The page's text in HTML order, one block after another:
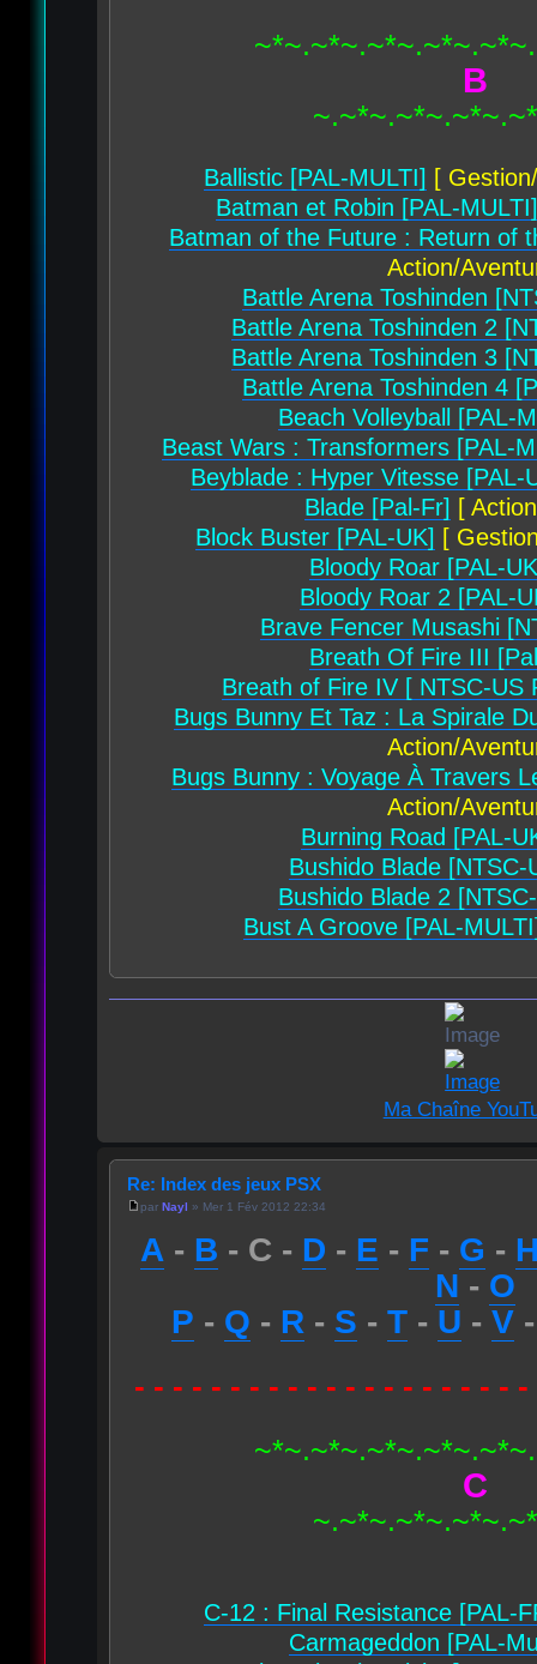
B
Ballistic [PAL-MULTI] [
Batman et Robin [PAL-
Batman of the Future : Return of
Action/
Battle Arena Toshinden
Battle Arena Toshinden 2
Battle Arena Toshinden 3
Battle Arena Toshinden 4
Beach Volleyball [PAL-
Beast Wars : Transformers [PAL-
Beyblade : Hyper Vitesse [PAL-
Blade [Pal-Fr] [
Block Buster [PAL-UK] [
Bloody Roar [PAL-
Bloody Roar 2 [PAL-
Brave Fencer Musashi
Breath Of Fire III
Breath of Fire IV [ NTSC-US
Bugs Bunny Et Taz : La Spirale
Action/
Bugs Bunny : Voyage À Travers
Action/
Burning Road [PAL-
Bushido Blade [NTSC-
Bushido Blade 2
Bust A Groove [PAL-
Ma Chaîne
Re: Index des jeux PSX
par Nayl » Mer 1 Fév 2012 22:34
A - B - C - D - E - F - G -
N - O
P - Q - R - S - T- U - V
- - - - - - - - - - - - - - - - - - - -
C
C-12 : Final Resistance [PAL-
Carmageddon [PAL-